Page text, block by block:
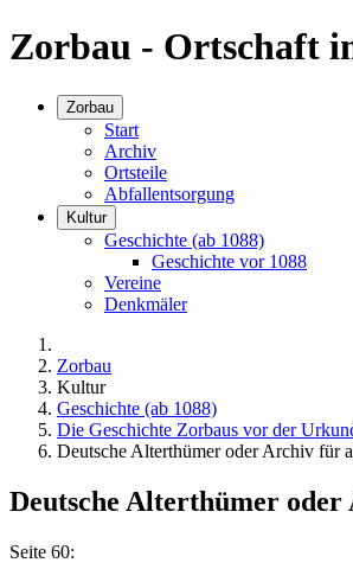
Zorbau - Ortschaft
Zorbau
Start
Archiv
Ortsteile
Abfallentsorgung
Kultur
Geschichte (ab 1088)
Geschichte vor 1088
Vereine
Denkmäler
Zorbau
Kultur
Geschichte (ab 1088)
Die Geschichte Zorbaus vor der
Deutsche Alterthümer oder Archiv für
Deutsche Alterthümer
Seite 60: